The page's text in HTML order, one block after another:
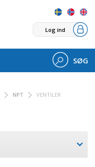
Log ind
SØG
NPT VENTILER